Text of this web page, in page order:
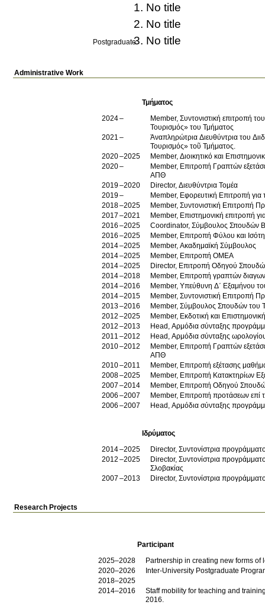
Postgraduate
No title
No title
No title
Administrative Work
Τμήματος
2024
Member, Συντονιστική επιτροπή
Τουρισμός» του Τμήματος
2021
Ἀναπληρώτρια Διευθύντρια του
Τουρισμός» τοῦ Τμήματος.
2020
2025
Member, Διοικητικό και
2020
Member, Επιτροπή Γραπτών
ΑΠΘ
2019
2020
Director, Διευθύντρια Τομέα
2019
Member, Εφορευτική Επιτροπή για
2018
2025
Member, Συντονιστική Επιτροπή
2017
2021
Member, Επιστημονική επιτροπή
2016
2025
Coordinator, Σύμβουλος Σπουδών
2016
2025
Member, Επιτροπή Φύλου και
2014
2025
Member, Ακαδημαϊκή Σύμβουλος
2014
2025
Member, Επιτροπή ΟΜΕΑ
2014
2025
Director, Επιτροπή Οδηγού
2014
2018
Member, Επιτροπή γραπτών
2014
2016
Member, Υπεύθυνη Δ΄ Εξαμήνου
2014
2015
Member, Συντονιστική Επιτροπή
2013
2016
Member, Σύμβουλος Σπουδών του
2012
2025
Member, Εκδοτική
2012
2013
Head, Αρμόδια σύνταξης
2011
2012
Head, Αρμόδια σύνταξης
2010
2012
Member, Επιτροπή Γραπτών
ΑΠΘ
2010
2011
Member, Επιτροπή εξέτασης
2008
2025
Member, Επιτροπή Κατακτηρίων
2007
2014
Member, Επιτροπή Οδηγού
2006
2007
Member, Επιτροπή προτάσεων επί
2006
2007 Head, Αρμόδια σύνταξης
Ιδρύματος
2014
2025
Director, Συντονίστρια
2012
2025
Director, Συντονίστρια
Σλοβακίας
2007
2013 Director, Συντονίστρια
Research Projects
Participant
2025–2028
Partnership in creating new forms
2020–2026
Inter-University Postgraduate
2018–2025
2014–2016
Staff mobility for teaching and
2016.